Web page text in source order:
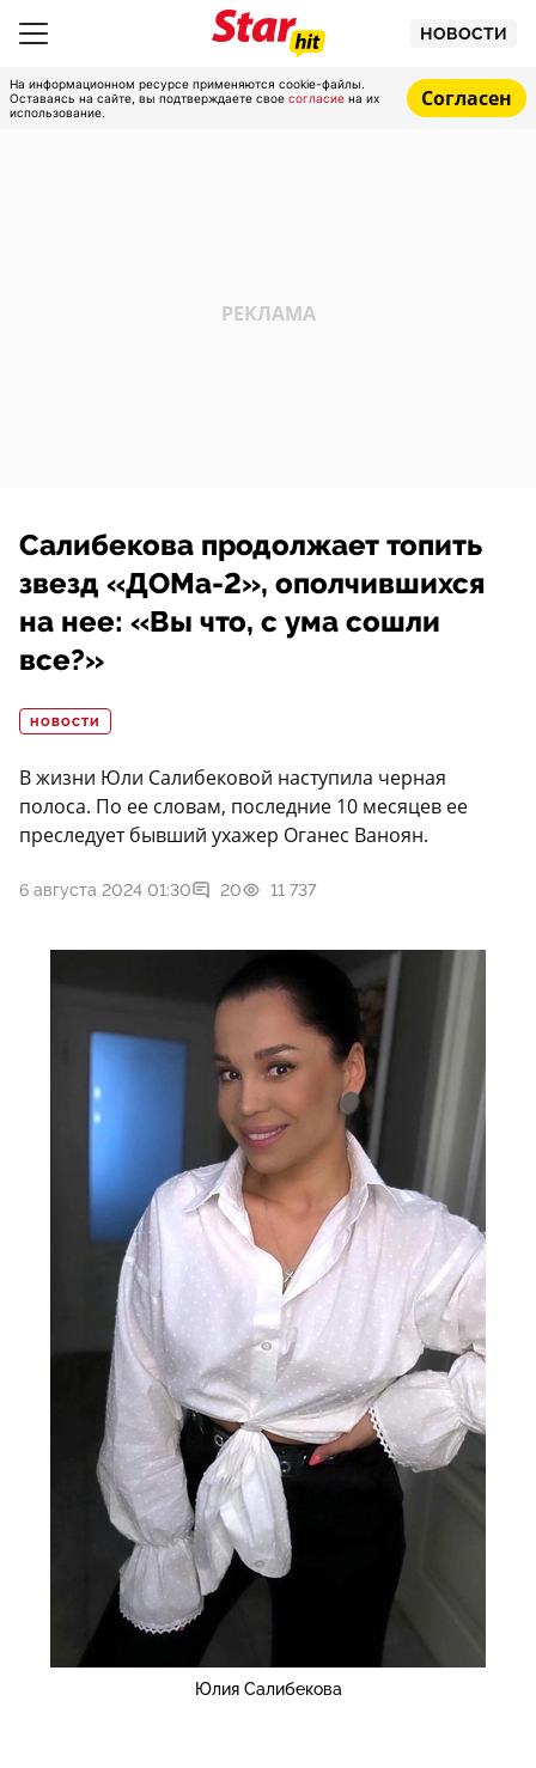
НОВОСТИ
На информационном ресурсе применяются cookie-файлы.
Оставаясь на сайте, вы подтверждаете свое согласие на их
использование.
Согласен
Салибекова продолжает топить
звезд «ДОМа-2», ополчившихся
на нее: «Вы что, с ума сошли
все?»
НОВОСТИ
В жизни Юли Салибековой наступила черная
полоса. По ее словам, последние 10 месяцев ее
преследует бывший ухажер Оганес Ваноян.
6 августа 2024 01:30 20 11 737
Юлия Салибекова